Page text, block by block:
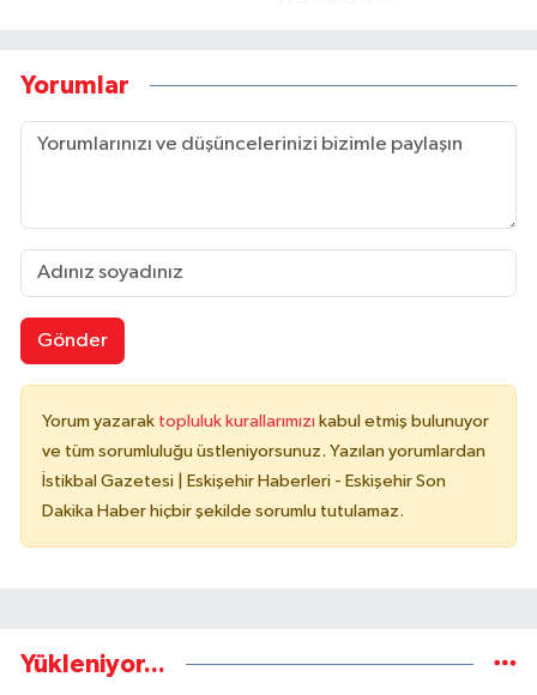
Yorumlar
Gönder
Yorum yazarak topluluk kurallarımızı kabul etmiş bulunuyor
ve tüm sorumluluğu üstleniyorsunuz. Yazılan yorumlardan
İstikbal Gazetesi | Eskişehir Haberleri - Eskişehir Son
Dakika Haber hiçbir şekilde sorumlu tutulamaz.
Yükleniyor...